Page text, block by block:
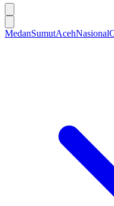
MedanSumutAcehNasional